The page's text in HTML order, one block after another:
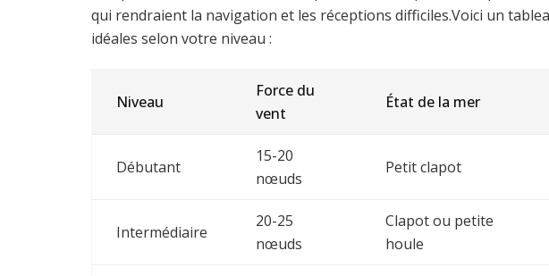
qui rendraient la navigation et les réceptions difficiles.Voici un
idéales selon votre niveau :
Niveau
Force du
vent
État de la mer
Débutant
15-20
nœuds
Petit clapot
Intermédiaire
20-25
nœuds
Clapot ou petite
houle